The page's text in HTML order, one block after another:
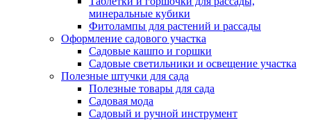
минеральные кубики
Фитолампы для растений и рассады
Оформление садового участка
Садовые кашпо и горшки
Садовые светильники и освещение участка
Полезные штучки для сада
Полезные товары для сада
Садовая мода
Садовый и ручной инструмент